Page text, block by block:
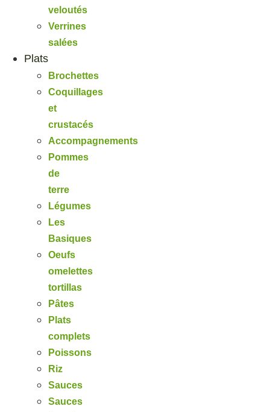
veloutés
Verrines
salées
Plats
Brochettes
Coquillages
et
crustacés
Accompagnements
Pommes
de
terre
Légumes
Les
Basiques
Oeufs
omelettes
tortillas
Pâtes
Plats
complets
Poissons
Riz
Sauces
Sauces